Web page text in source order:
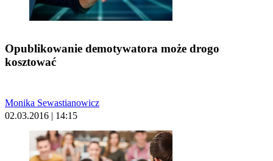
Opublikowanie demotywatora może drogo
kosztować
Monika Sewastianowicz
02.03.2016 | 14:15